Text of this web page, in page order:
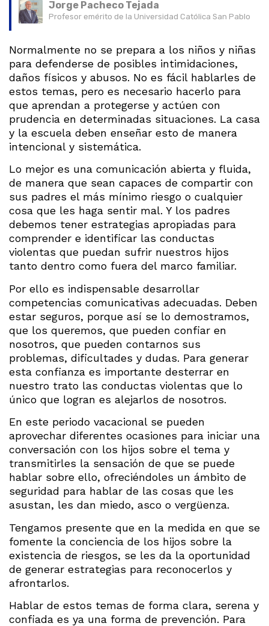
Jorge Pacheco Tejada
Profesor emérito de la Universidad Católica San Pablo
Normalmente no se prepara a los niños y niñas
para defenderse de posibles intimidaciones,
daños físicos y abusos. No es fácil hablarles de
estos temas, pero es necesario hacerlo para
que aprendan a protegerse y actúen con
prudencia en determinadas situaciones. La casa
y la escuela deben enseñar esto de manera
intencional y sistemática.
Lo mejor es una comunicación abierta y fluida,
de manera que sean capaces de compartir con
sus padres el más mínimo riesgo o cualquier
cosa que les haga sentir mal. Y los padres
debemos tener estrategias apropiadas para
comprender e identificar las conductas
violentas que puedan sufrir nuestros hijos
tanto dentro como fuera del marco familiar.
Por ello es indispensable desarrollar
competencias comunicativas adecuadas. Deben
estar seguros, porque así se lo demostramos,
que los queremos, que pueden confiar en
nosotros, que pueden contarnos sus
problemas, dificultades y dudas. Para generar
esta confianza es importante desterrar en
nuestro trato las conductas violentas que lo
único que logran es alejarlos de nosotros.
En este periodo vacacional se pueden
aprovechar diferentes ocasiones para iniciar una
conversación con los hijos sobre el tema y
transmitirles la sensación de que se puede
hablar sobre ello, ofreciéndoles un ámbito de
seguridad para hablar de las cosas que les
asustan, les dan miedo, asco o vergüenza.
Tengamos presente que en la medida en que se
fomente la conciencia de los hijos sobre la
existencia de riesgos, se les da la oportunidad
de generar estrategias para reconocerlos y
afrontarlos.
Hablar de estos temas de forma clara, serena y
confiada es ya una forma de prevención. Para